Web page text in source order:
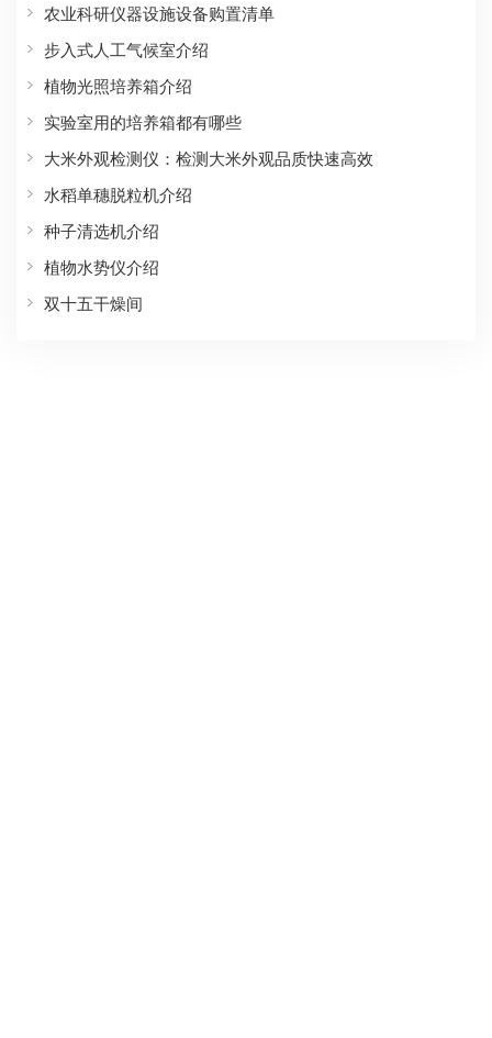
农业科研仪器设施设备购置清单
步入式人工气候室介绍
植物光照培养箱介绍
实验室用的培养箱都有哪些
大米外观检测仪：检测大米外观品质快速高效
水稻单穗脱粒机介绍
种子清选机介绍
植物水势仪介绍
双十五干燥间